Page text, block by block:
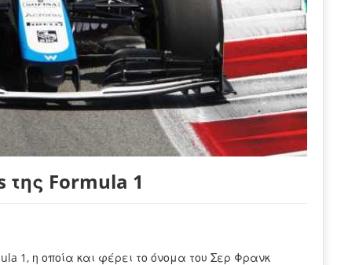
της Formula 1
1, η οποία και φέρει το όνομα του Σερ Φρανκ